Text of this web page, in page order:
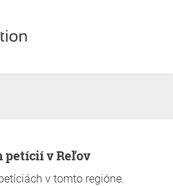
petícií v Reľov
v tomto regióne.